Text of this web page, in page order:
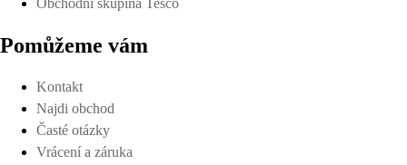
Obchodní skupina Tesco
Pomůžeme vám
Kontakt
Najdi obchod
Časté otázky
Vrácení a záruka